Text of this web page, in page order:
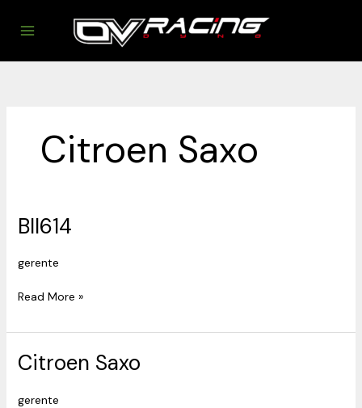
Citroen Saxo
BII614
gerente
BII614
Read More »
Citroen Saxo
gerente
Citroen